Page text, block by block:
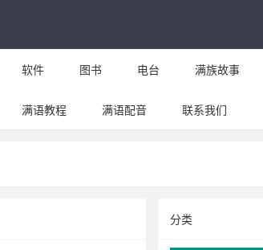
软件 图书 电台 满族故事
满语教程 满语配音 联系我们
分类